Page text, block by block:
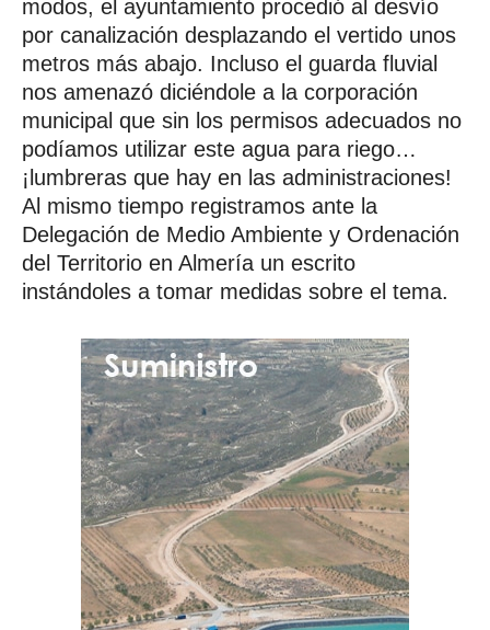
modos, el ayuntamiento procedió al desvío
por canalización desplazando el vertido unos
metros más abajo. Incluso el guarda fluvial
nos amenazó diciéndole a la corporación
municipal que sin los permisos adecuados no
podíamos utilizar este agua para riego…
¡lumbreras que hay en las administraciones!
Al mismo tiempo registramos ante la
Delegación de Medio Ambiente y Ordenación
del Territorio en Almería un escrito
instándoles a tomar medidas sobre el tema.